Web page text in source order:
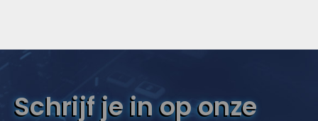
Schrijf je in op onze